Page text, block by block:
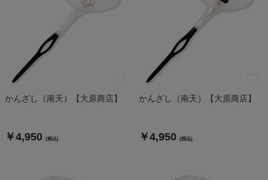
かんざし（南天）【大原商店】
￥4,950 (税込)
かんざし（南天）【大原商店】
￥4,950 (税込)